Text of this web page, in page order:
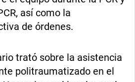
así como la
de órdenes.
trató sobre la asistencia
politraumatizado en el